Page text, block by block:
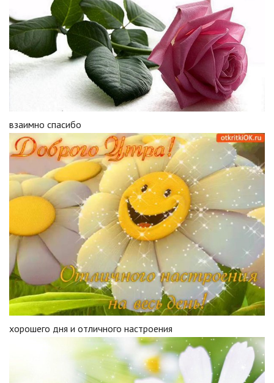
взаимно спасибо
хорошего дня и отличного настроения